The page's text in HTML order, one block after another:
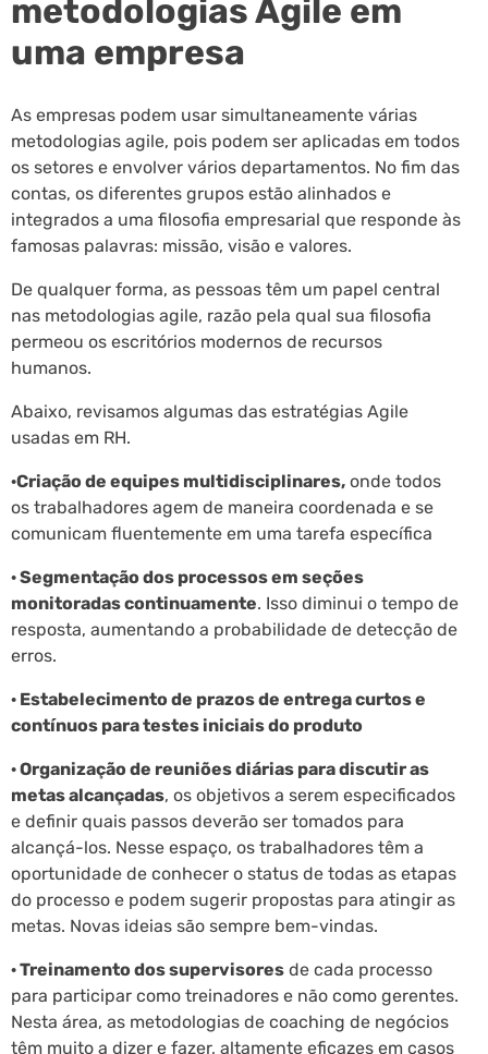
metodologias Agile em
uma empresa
As empresas podem usar simultaneamente várias
metodologias agile, pois podem ser aplicadas em todos
os setores e envolver vários departamentos. No fim das
contas, os diferentes grupos estão alinhados e
integrados a uma filosofia empresarial que responde às
famosas palavras: missão, visão e valores.
De qualquer forma, as pessoas têm um papel central
nas metodologias agile, razão pela qual sua filosofia
permeou os escritórios modernos de recursos
humanos.
Abaixo, revisamos algumas das estratégias Agile
usadas em RH.
·Criação de equipes multidisciplinares, onde todos
os trabalhadores agem de maneira coordenada e se
comunicam fluentemente em uma tarefa específica
· Segmentação dos processos em seções
monitoradas continuamente. Isso diminui o tempo de
resposta, aumentando a probabilidade de detecção de
erros.
· Estabelecimento de prazos de entrega curtos e
contínuos para testes iniciais do produto
· Organização de reuniões diárias para discutir as
metas alcançadas, os objetivos a serem especificados
e definir quais passos deverão ser tomados para
alcançá-los. Nesse espaço, os trabalhadores têm a
oportunidade de conhecer o status de todas as etapas
do processo e podem sugerir propostas para atingir as
metas. Novas ideias são sempre bem-vindas.
· Treinamento dos supervisores de cada processo
para participar como treinadores e não como gerentes.
Nesta área, as metodologias de coaching de negócios
têm muito a dizer e fazer, altamente eficazes em casos